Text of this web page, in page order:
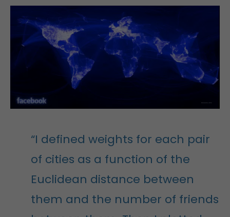
“I defined weights for each pair
of cities as a function of the
Euclidean distance between
them and the number of friends